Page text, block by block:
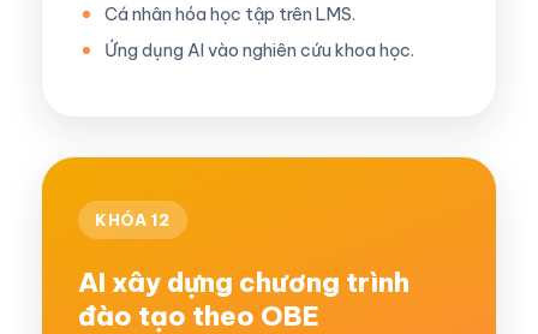
Cá nhân hóa học tập trên LMS.
Ứng dụng AI vào nghiên cứu khoa học.
KHÓA 12
AI xây dựng chương trình
đào tạo theo OBE